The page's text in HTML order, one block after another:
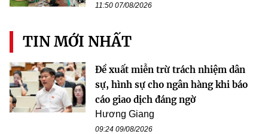
11:50 07/08/2026
TIN MỚI NHẤT
Đề xuất miễn trừ trách nhiệm dân
sự, hình sự cho ngân hàng khi báo
cáo giao dịch đáng ngờ
Hương Giang
09:24 09/08/2026